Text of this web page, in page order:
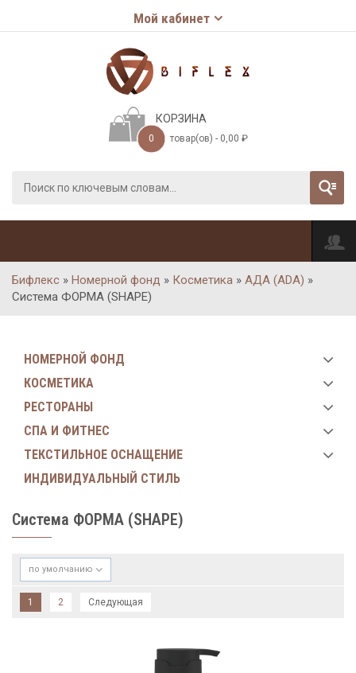
Мой кабинет
КОРЗИНА
0 товар(ов) - 0,00 ₽
Бифлекс » Номерной фонд » Косметика » АДА (ADA) »
Система ФОРМА (SHAPE)
НОМЕРНОЙ ФОНД
КОСМЕТИКА
РЕСТОРАНЫ
СПА И ФИТНЕС
ТЕКСТИЛЬНОЕ ОСНАЩЕНИЕ
ИНДИВИДУАЛЬНЫЙ СТИЛЬ
Система ФОРМА (SHAPE)
по умолчанию
1 2 Следующая